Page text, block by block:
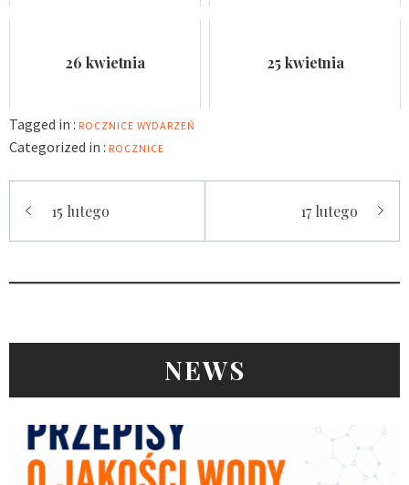
26 kwietnia 25 kwietnia
Tagged in : ROCZNICE WYDARZEŃ
Categorized in : ROCZNICE
Nawigacja
wpisu
15 lutego 17 lutego
NEWS